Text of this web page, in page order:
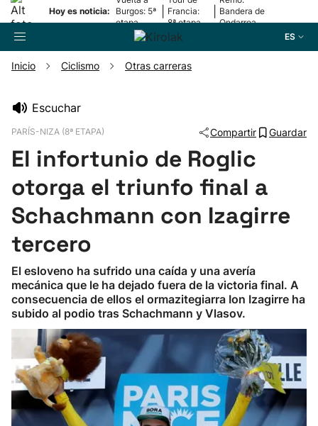
Hoy es noticia:
Burgos: 5ª
etapa
Francia:
8ª etapa
Bandera de
Ondarroa
ES
Pelota
Remo
Ciclismo
Herri-kirolak
Balonmano
Kirolak 360
Inicio Ciclismo Otras carreras
Escuchar
PARÍS-NIZA (8ª ETAPA) Compartir Guardar
El infortunio de Roglic
otorga el triunfo final a
Schachmann con Izagirre
tercero
El esloveno ha sufrido una caída y una avería
mecánica que le ha dejado fuera de la victoria final. A
consecuencia de ellos el ormazitegiarra Ion Izagirre ha
subido al podio tras Schachmann y Vlasov.